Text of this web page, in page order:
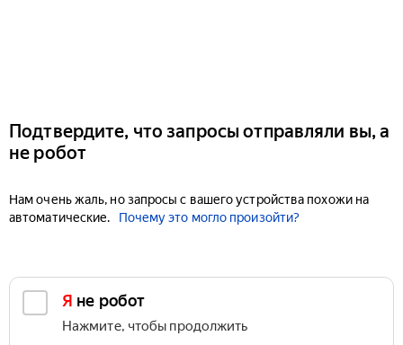
Подтвердите, что запросы отправляли вы, а
не робот
Нам очень жаль, но запросы с вашего устройства похожи на
автоматические.
Почему это могло произойти?
Я не робот
Нажмите, чтобы продолжить